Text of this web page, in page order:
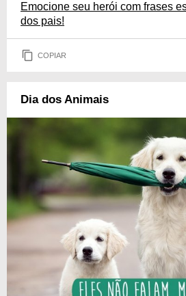
Emocione seu herói com frases
dos pais!
COPIAR
Dia dos Animais